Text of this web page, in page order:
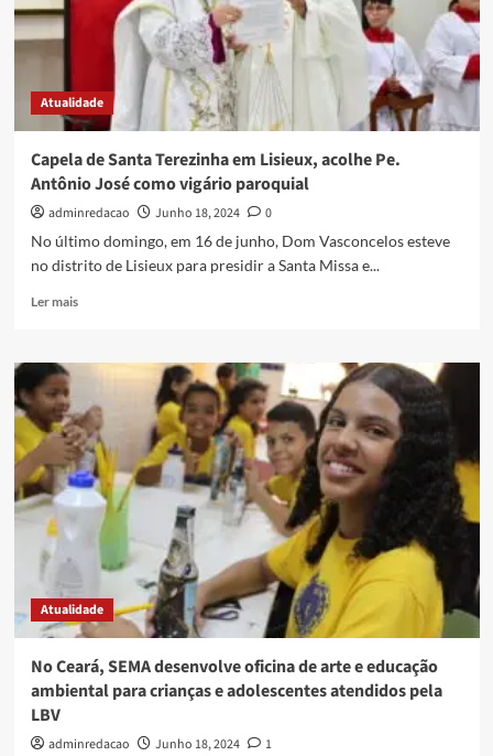
Atualidade
Capela de Santa Terezinha em Lisieux, acolhe Pe.
Antônio José como vigário paroquial
adminredacao Junho 18, 2024
0
No último domingo, em 16 de junho, Dom Vasconcelos esteve
no distrito de Lisieux para presidir a Santa Missa e...
Ler mais
Atualidade
No Ceará, SEMA desenvolve oficina de arte e educação
ambiental para crianças e adolescentes atendidos pela
LBV
adminredacao Junho 18, 2024
1